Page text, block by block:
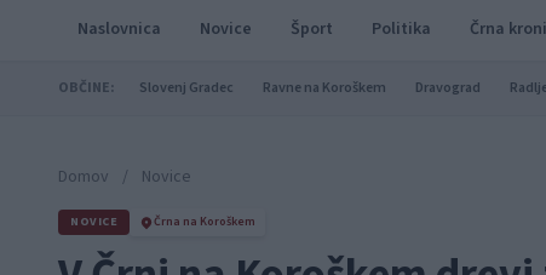
Naslovnica Novice Šport Politika Črna
OBČINE: Slovenj Gradec Ravne na Koroškem Dravograd
Domov / Novice
NOVICE Črna na Koroškem